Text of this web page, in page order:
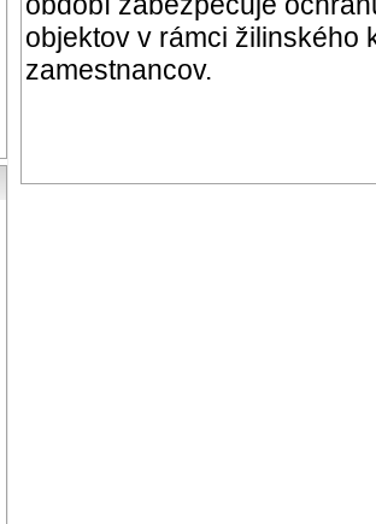
objektov v rámci žilinského
zamestnancov.